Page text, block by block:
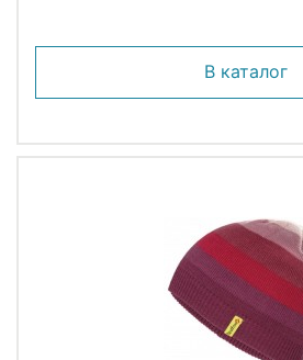
В каталог